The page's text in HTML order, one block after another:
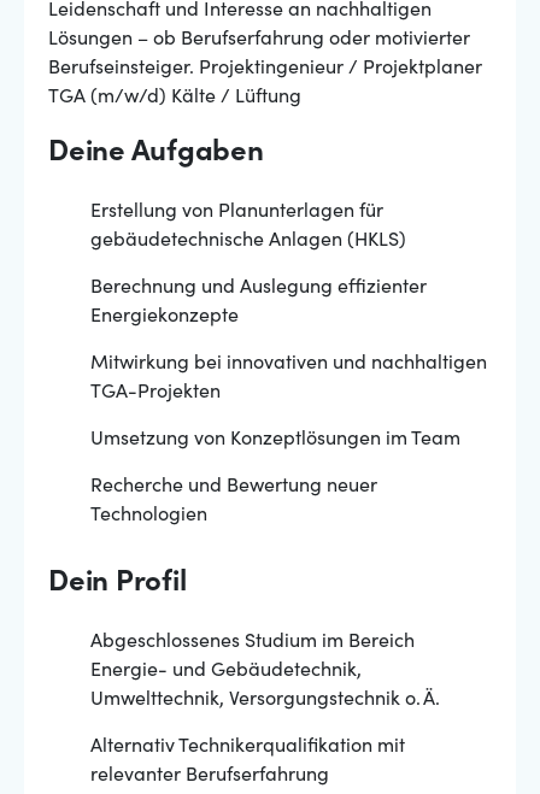
Leidenschaft und Interesse an nachhaltigen
Lösungen – ob Berufserfahrung oder motivierter
Berufseinsteiger. Projektingenieur / Projektplaner
TGA (m/w/d) Kälte / Lüftung
Deine Aufgaben
Erstellung von Planunterlagen für
gebäudetechnische Anlagen (HKLS)
Berechnung und Auslegung effizienter
Energiekonzepte
Mitwirkung bei innovativen und nachhaltigen
TGA-Projekten
Umsetzung von Konzeptlösungen im Team
Recherche und Bewertung neuer
Technologien
Dein Profil
Abgeschlossenes Studium im Bereich
Energie- und Gebäudetechnik,
Umwelttechnik, Versorgungstechnik o. Ä.
Alternativ Technikerqualifikation mit
relevanter Berufserfahrung